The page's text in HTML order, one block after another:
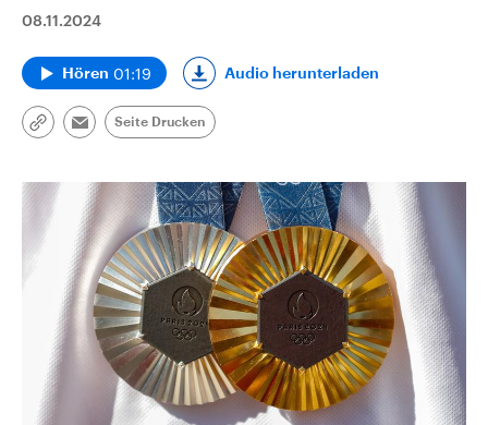
08.11.2024
Hören 01:19 Audio herunterladen
Link
Email
Seite Drucken